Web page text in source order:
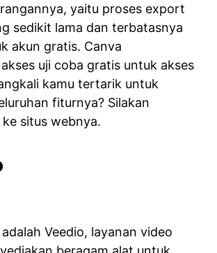
yaitu proses export
sedikit lama dan terbatasnya
akun gratis. Canva
uji coba gratis untuk akses
kamu tertarik untuk
fiturnya? Silakan
situs webnya.
Veedio, layanan video